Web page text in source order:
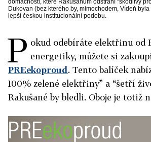
domácnosti, které Rakušanům odstraní “škodlivý
Dukovan (bez kterého by, mimochodem, Vídeň
lepší českou institucionální podobu.
P okud odebíráte elektřinu od
energetiky, můžete si
PREekoproud. Tento balíček
100% zelené elektřiny” a “šetří
Rakušané by bledli. Oboje je totiž